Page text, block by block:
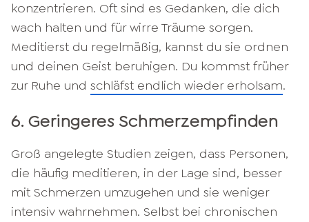
konzentrieren. Oft sind es Gedanken, die dich
wach halten und für wirre Träume sorgen.
Meditierst du regelmäßig, kannst du sie ordnen
und deinen Geist beruhigen. Du kommst früher
zur Ruhe und schläfst endlich wieder erholsam.
6. Geringeres Schmerzempfinden
Groß angelegte Studien zeigen, dass Personen,
die häufig meditieren, in der Lage sind, besser
mit Schmerzen umzugehen und sie weniger
intensiv wahrnehmen. Selbst bei chronischen